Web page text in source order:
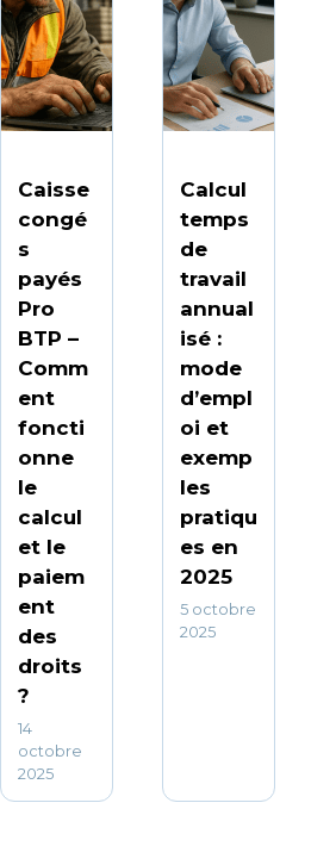
Caisse
congé
s
payés
Pro
BTP –
Comm
ent
foncti
onne
le
calcul
et le
paiem
ent
des
droits
?
14
octobre
2025
Calcul
temps
de
travail
annual
isé :
mode
d’empl
oi et
exemp
les
pratiqu
es en
2025
5 octobre
2025